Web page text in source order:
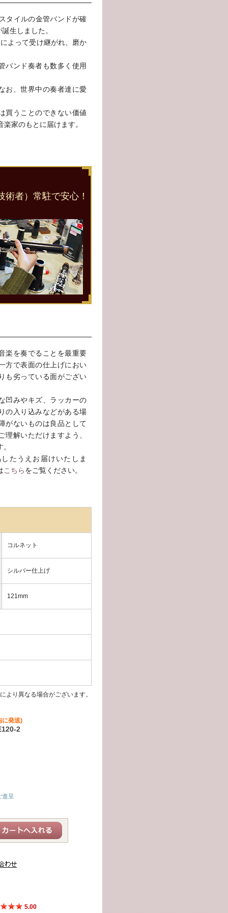
タイルの金管バンドが確
生しました。
よって受け継がれ、磨か
バンド奏者も数多く使用
お、世界中の奏者達に愛
買うことのできない価値
家のもとに届けます。
者）常駐で安心！
楽を奏でることを最重要
方で表面の仕上げにおい
も劣っている面がござい
凹みやキズ、ラッカーの
の入り込みなどがある場
がないものは良品として
理解いただけますよう、
たうえお届けいたしま
こちらをご覧ください。
コルネット
シルバー仕上げ
121mm
り異なる場合がございます。
に発送)
2
進呈
5.00